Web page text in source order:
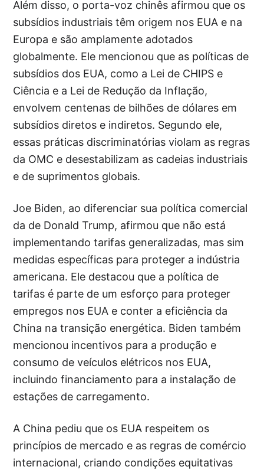
Além disso, o porta-voz chinês afirmou que os
subsídios industriais têm origem nos EUA e na
Europa e são amplamente adotados
globalmente. Ele mencionou que as políticas de
subsídios dos EUA, como a Lei de CHIPS e
Ciência e a Lei de Redução da Inflação,
envolvem centenas de bilhões de dólares em
subsídios diretos e indiretos. Segundo ele,
essas práticas discriminatórias violam as regras
da OMC e desestabilizam as cadeias industriais
e de suprimentos globais.
Joe Biden, ao diferenciar sua política comercial
da de Donald Trump, afirmou que não está
implementando tarifas generalizadas, mas sim
medidas específicas para proteger a indústria
americana. Ele destacou que a política de
tarifas é parte de um esforço para proteger
empregos nos EUA e conter a eficiência da
China na transição energética. Biden também
mencionou incentivos para a produção e
consumo de veículos elétricos nos EUA,
incluindo financiamento para a instalação de
estações de carregamento.
A China pediu que os EUA respeitem os
princípios de mercado e as regras de comércio
internacional, criando condições equitativas